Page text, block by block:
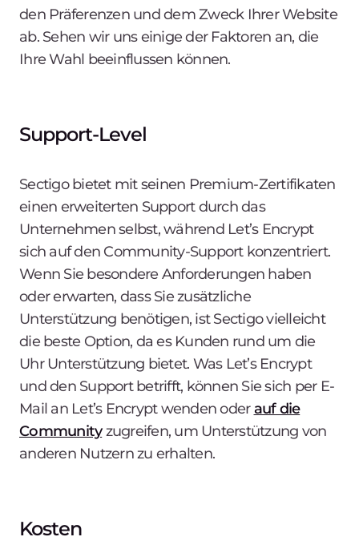
den Präferenzen und dem Zweck Ihrer Website
ab. Sehen wir uns einige der Faktoren an, die
Ihre Wahl beeinflussen können.
Support-Level
Sectigo bietet mit seinen Premium-Zertifikaten
einen erweiterten Support durch das
Unternehmen selbst, während Let’s Encrypt
sich auf den Community-Support konzentriert.
Wenn Sie besondere Anforderungen haben
oder erwarten, dass Sie zusätzliche
Unterstützung benötigen, ist Sectigo vielleicht
die beste Option, da es Kunden rund um die
Uhr Unterstützung bietet. Was Let’s Encrypt
und den Support betrifft, können Sie sich per E-
Mail an Let’s Encrypt wenden oderauf die
Communityzugreifen, um Unterstützung von
anderen Nutzern zu erhalten.
Kosten